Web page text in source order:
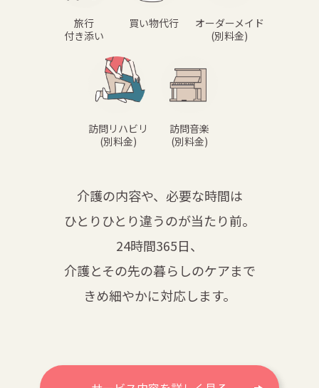
旅行
付き添い
買い物代行
オーダーメイド
(別料金)
訪問リハビリ
(別料金)
訪問音楽
(別料金)
介護の内容や、必要な時間は
ひとりひとり違うのが当たり前。
24時間365日、
介護とその先の暮らしのケアまで
きめ細やかに対応します。